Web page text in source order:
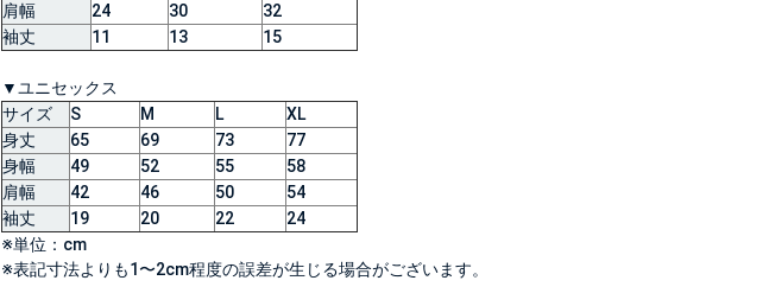
肩幅
24 30
32
袖丈
11 13 15
▼ユニセックス
サイズ
S M L
XL
身丈
65 69 73
77
身幅
49 52 55
58
肩幅
42 46 50
54
袖丈
19 20 22
24
※単位：cm
※表記寸法よりも1〜2cm程度の誤差が生じる場合がございます。